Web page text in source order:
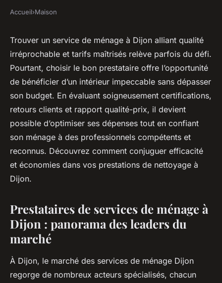
Services de ménage à dijon :
alliez qualité et réduction des
coûts !
Lya• 17 février 2026•5 min de lecture
Accueil›Maison
Trouver un service de ménage à Dijon alliant qualité
irréprochable et tarifs maîtrisés relève parfois du défi.
Pourtant, choisir le bon prestataire offre l’opportunité
de bénéficier d’un intérieur impeccable sans dépasser
son budget. En évaluant soigneusement certifications,
retours clients et rapport qualité-prix, il devient
possible d’optimiser ses dépenses tout en confiant
son ménage à des professionnels compétents et
reconnus. Découvrez comment conjuguer efficacité
et économies dans vos prestations de nettoyage à
Dijon.
Prestataires de services de ménage à
Dijon : panorama des leaders du
marché
À Dijon, le marché des services de ménage Dijon
regorge de nombreux acteurs spécialisés, chacun